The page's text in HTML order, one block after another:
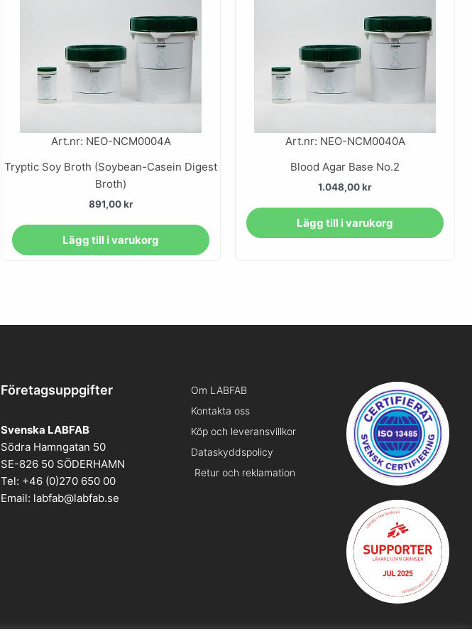
Art.nr: NEO-NCM0004A
Tryptic Soy Broth (Soybean-Casein Digest
Broth)
891,00kr
Lägg till i varukorg
Art.nr: NEO-NCM0040A
Blood Agar Base No.2
1.048,00kr
Lägg till i varukorg
Företagsuppgifter
Svenska LABFAB
Södra Hamngatan 50
SE-826 50 SÖDERHAMN
Tel: +46 (0)270 650 00
Email: labfab@labfab.se
Om LABFAB
Kontakta oss
Köp och leveransvillkor
Dataskyddspolicy
Retur och reklamation